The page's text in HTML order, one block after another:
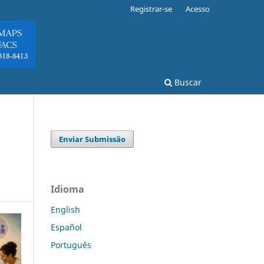
Buscar
Registrar-se Acesso
Enviar Submissão
Idioma
English
Español
Português